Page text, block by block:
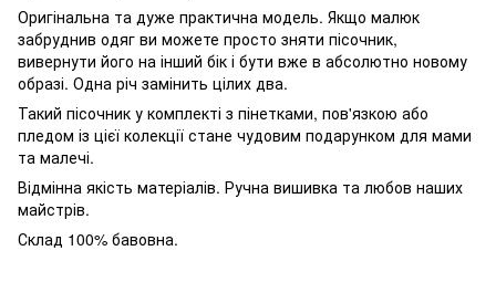
Оригінальна та дуже практична модель. Якщо малюк
забруднив одяг ви можете просто зняти пісочник,
вивернути його на інший бік і бути вже в абсолютно новому
образі. Одна річ замінить цілих два.
Такий пісочник у комплекті з пінетками, пов'язкою або
пледом із цієї колекції стане чудовим подарунком для мами
та малечі.
Відмінна якість матеріалів. Ручна вишивка та любов наших
майстрів.
Склад 100% бавовна.